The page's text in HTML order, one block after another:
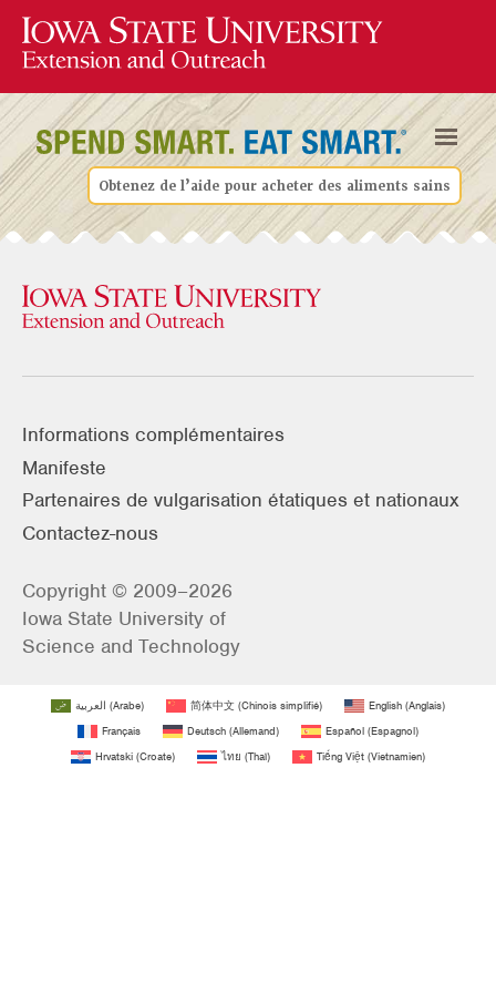
Obtenez de l’aide pour acheter des aliments sains
Informations complémentaires
Manifeste
Partenaires de vulgarisation étatiques et nationaux
Contactez-nous
Copyright © 2009–2026
Iowa State University of
Science and Technology
العربية (Arabe) 简体中文 (Chinois simplifié) English (Anglais)
Français
Deutsch (Allemand) Español (Espagnol)
Hrvatski (Croate) ไทย (Thaï) Tiếng Việt (Vietnamien)